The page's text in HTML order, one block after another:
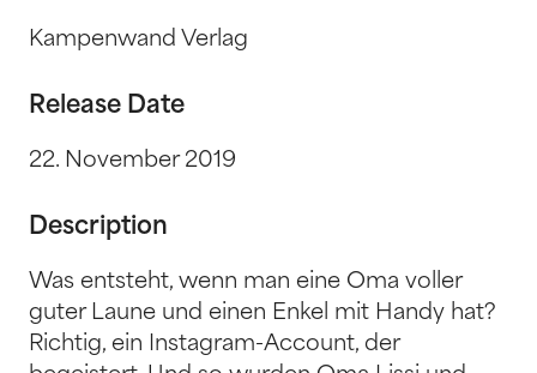
Kampenwand Verlag
Release Date
22. November 2019
Description
Was entsteht, wenn man eine Oma voller
guter Laune und einen Enkel mit Handy hat?
Richtig, ein Instagram-Account, der